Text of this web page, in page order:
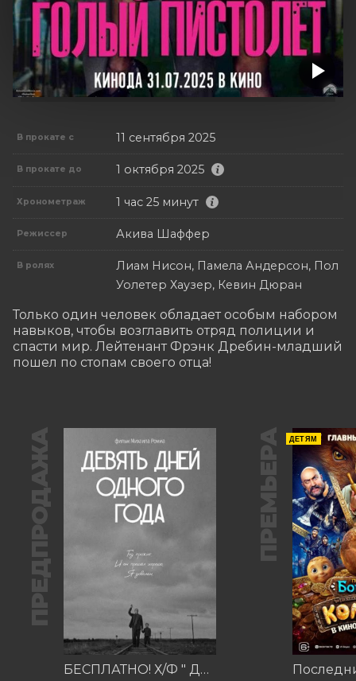
В прокате с 11 сентября 2025
В прокате до 1 октября 2025
Хронометраж 1 час 25 минут
Режиссер Акива Шаффер
В ролях
Лиам Нисон, Памела Андерсон, Пол
Уолетер Хаузер, Кевин Дюран
Только один человек обладает особым набором
навыков, чтобы возглавить отряд полиции и
спасти мир. Лейтенант Фрэнк Дребин-младший
пошел по стопам своего отца!
ПРЕДПРОДАЖА
БЕСПЛАТНО! Х/Ф " Девять дней одного года"
ПРЕМЬЕРА ДЕТЯМ